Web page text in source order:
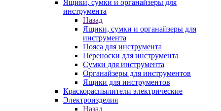
Ящики, сумки и органайзеры для
инструмента
Назад
Ящики, сумки и органайзеры для
инструмента
Пояса для инструмента
Переноски для инструмента
Сумки для инструмента
Органайзеры для инструментов
Ящики для инструментов
Краскораспылители электрические
Электроизделия
Назад